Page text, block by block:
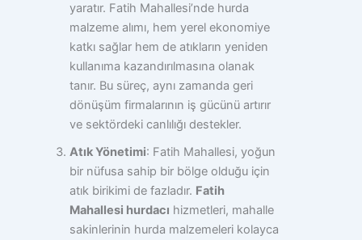
yaratır. Fatih Mahallesi’nde hurda
malzeme alımı, hem yerel ekonomiye
katkı sağlar hem de atıkların yeniden
kullanıma kazandırılmasına olanak
tanır. Bu süreç, aynı zamanda geri
dönüşüm firmalarının iş gücünü artırır
ve sektördeki canlılığı destekler.
Atık Yönetimi: Fatih Mahallesi, yoğun
bir nüfusa sahip bir bölge olduğu için
atık birikimi de fazladır. Fatih
Mahallesi hurdacı hizmetleri, mahalle
sakinlerinin hurda malzemeleri kolayca